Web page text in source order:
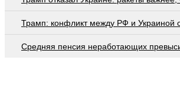
Трамп: конфликт между РФ и Украиной
Средняя пенсия неработающих